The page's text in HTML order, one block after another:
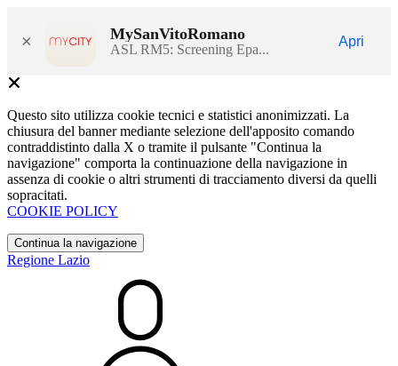
× MySanVitoRomano
ASL RM5: Screening Epa...
Apri
Questo sito utilizza cookie tecnici e statistici anonimizzati. La
chiusura del banner mediante selezione dell'apposito comando
contraddistinto dalla X o tramite il pulsante "Continua la
navigazione" comporta la continuazione della navigazione in
assenza di cookie o altri strumenti di tracciamento diversi da quelli
sopracitati.
COOKIE POLICY
Continua la navigazione
Regione Lazio